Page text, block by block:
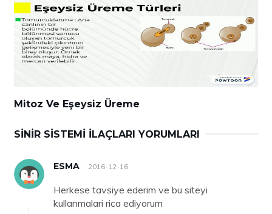
Mitoz Ve Eşeysiz Üreme
SINIR SISTEMI İLAÇLARI YORUMLARI
ESMA 2016-12-16
Herkese tavsiye ederim ve bu siteyi
kullanmalari rica ediyorum